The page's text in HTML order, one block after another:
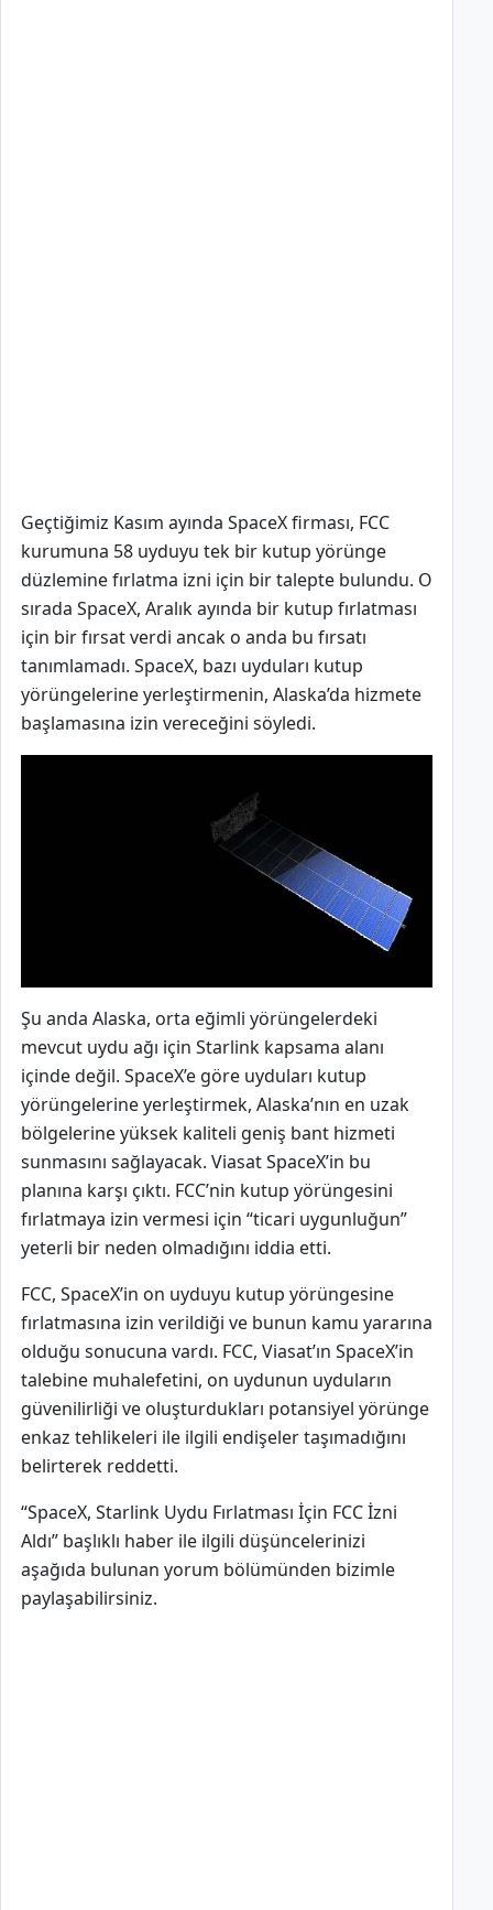
Geçtiğimiz Kasım ayında SpaceX firması, FCC
kurumuna 58 uyduyu tek bir kutup yörünge
düzlemine fırlatma izni için bir talepte bulundu. O
sırada SpaceX, Aralık ayında bir kutup fırlatması
için bir fırsat verdi ancak o anda bu fırsatı
tanımlamadı. SpaceX, bazı uyduları kutup
yörüngelerine yerleştirmenin, Alaska’da hizmete
başlamasına izin vereceğini söyledi.
Şu anda Alaska, orta eğimli yörüngelerdeki
mevcut uydu ağı için Starlink kapsama alanı
içinde değil. SpaceX’e göre uyduları kutup
yörüngelerine yerleştirmek, Alaska’nın en uzak
bölgelerine yüksek kaliteli geniş bant hizmeti
sunmasını sağlayacak. Viasat SpaceX’in bu
planına karşı çıktı. FCC’nin kutup yörüngesini
fırlatmaya izin vermesi için “ticari uygunluğun”
yeterli bir neden olmadığını iddia etti.
FCC, SpaceX’in on uyduyu kutup yörüngesine
fırlatmasına izin verildiği ve bunun kamu yararına
olduğu sonucuna vardı. FCC, Viasat’ın SpaceX’in
talebine muhalefetini, on uydunun uyduların
güvenilirliği ve oluşturdukları potansiyel yörünge
enkaz tehlikeleri ile ilgili endişeler taşımadığını
belirterek reddetti.
“SpaceX, Starlink Uydu Fırlatması İçin FCC İzni
Aldı” başlıklı haber ile ilgili düşüncelerinizi
aşağıda bulunan yorum bölümünden bizimle
paylaşabilirsiniz.